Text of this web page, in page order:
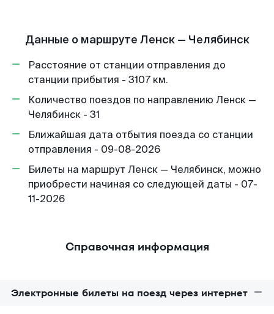
Данные о маршруте Ленск — Челябинск
Расстояние от станции отправления до
станции прибытия - 3107 км.
Количество поездов по направлению Ленск —
Челябинск - 31
Ближайшая дата отбытия поезда со станции
отправления - 09-08-2026
Билеты на маршрут Ленск — Челябинск, можно
приобрести начиная со следующей даты - 07-
11-2026
Справочная информация
Электронные билеты на поезд через интернет